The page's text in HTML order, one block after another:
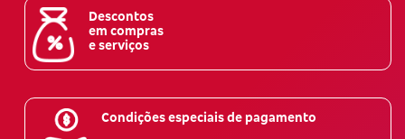
Descontos
em compras
e serviços
Condições especiais de pagamento